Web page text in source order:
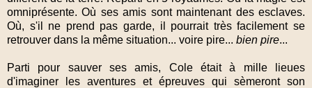
omniprésente. Où ses amis sont maintenant des esclaves.
Où, s'il ne prend pas garde, il pourrait très facilement se
retrouver dans la même situation... voire pire... bien pire...
Parti pour sauver ses amis, Cole était à mille lieues
d'imaginer les aventures et épreuves qui sèmeront son